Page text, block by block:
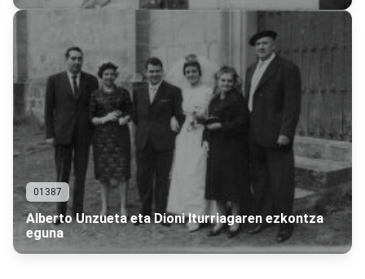
01387
Alberto Unzueta eta Dioni Iturriagaren ezkontza
eguna